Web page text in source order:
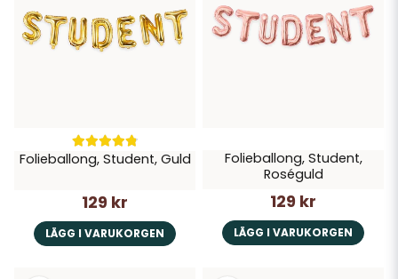
Folieballong, Student, Guld
129 kr
LÄGG I VARUKORGEN
Folieballong, Student,
Roséguld
129 kr
LÄGG I VARUKORGEN